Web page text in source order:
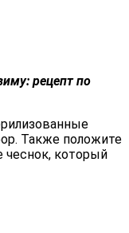
рецепт по
Также положите
чеснок, который